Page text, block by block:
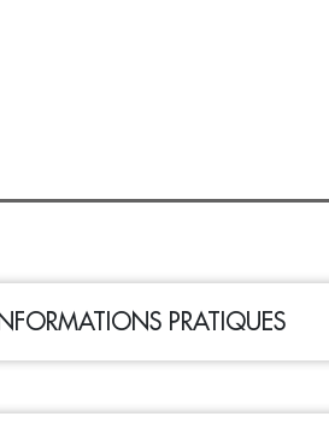
PRATIQUES